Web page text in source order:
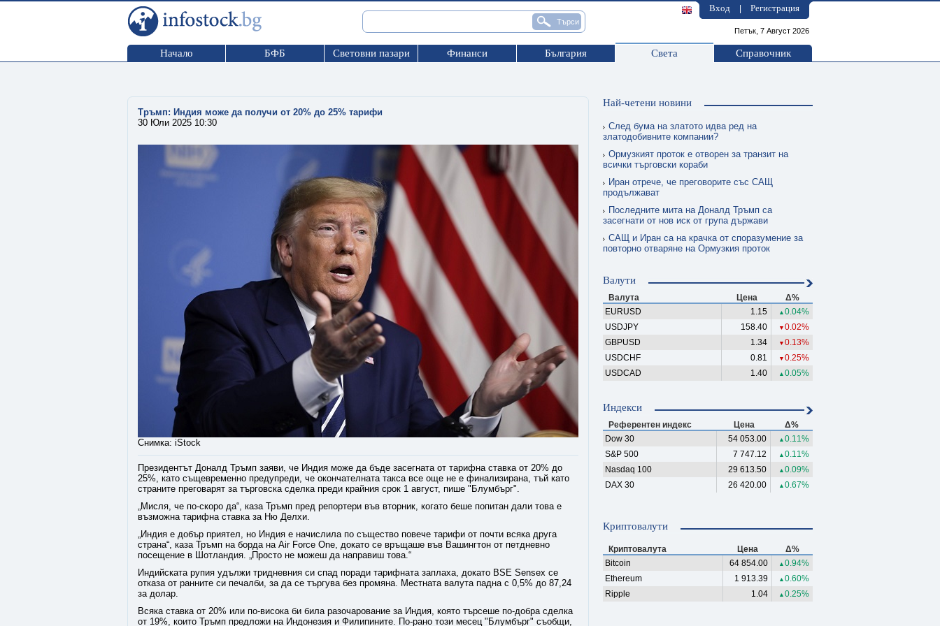
Вход Регистрация
Петък, 7 Август 2026
Начало БФБ Световни пазари Финанси България Света Справочник
Тръмп: Индия може да получи от 20% до 25% тарифи
30 Юли 2025 10:30
Снимка: iStock
Президентът Доналд Тръмп заяви, че Индия може да бъде засегната от тарифна ставка от 20% до
25%, като същевременно предупреди, че окончателната такса все още не е финализирана, тъй като
страните преговарят за търговска сделка преди крайния срок 1 август, пише "Блумбърг".
„Мисля, че по-скоро да“, каза Тръмп пред репортери във вторник, когато беше попитан дали това е
възможна тарифна ставка за Ню Делхи.
„Индия е добър приятел, но Индия е начислила по същество повече тарифи от почти всяка друга
страна“, каза Тръмп на борда на Air Force One, докато се връщаше във Вашингтон от петдневно
посещение в Шотландия. „Просто не можеш да направиш това.“
Индийската рупия удължи тридневния си спад поради тарифната заплаха, докато BSE Sensex се
отказа от ранните си печалби, за да се търгува без промяна. Местната валута падна с 0,5% до 87,24
за долар.
Всяка ставка от 20% или по-висока би била разочарование за Индия, която търсеше по-добра сделка
от 19%, които Тръмп предложи на Индонезия и Филипините. По-рано този месец "Блумбърг" съобщи,
Най-четени новини
След бума на златото идва ред на
златодобивните компании?
Ормузкият проток е отворен за транзит на
всички търговски кораби
Иран отрече, че преговорите със САЩ
продължават
Последните мита на Доналд Тръмп са
засегнати от нов иск от група държави
САЩ и Иран са на крачка от споразумение за
повторно отваряне на Ормузкия проток
Валути
Валута Цена
Δ%
EURUSD
1.15 ▲ 0.04%
USDJPY
158.40 ▼ 0.02%
GBPUSD
1.34 ▼ 0.13%
USDCHF
0.81 ▼ 0.25%
USDCAD
1.40 ▲ 0.05%
Индекси
Референтен индекс Цена
Δ%
Dow 30
54 053.00 ▲ 0.11%
S&P 500
7 747.12 ▲ 0.11%
Nasdaq 100
29 613.50 ▲ 0.09%
DAX 30
26 420.00 ▲ 0.67%
Криптовалути
Криптовалута Цена
Δ%
Bitcoin
64 854.00 ▲ 0.94%
Ethereum
1 913.39 ▲ 0.60%
Ripple
1.04 ▲ 0.25%